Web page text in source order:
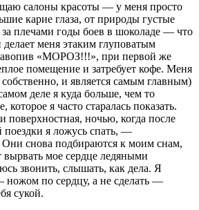
салоны красоты — у меня просто
карие глаза, от природы густые
плечами годы боев в шоколаде — что
делает меня этаким глуповатым
«МОРОЗ!!!», при первой же
помещение и затребует кофе. Меня
и является самым главным)
деле я куда больше, чем то
которое я часто старалась показать.
поверхностная, ночью, когда после
поездки я ложусь спать, —
Они снова подбираются к моим снам,
вырвать мое сердце ледяными
звонить, слышать, как дела. Я
ножом по сердцу, а не сделать —
сукой.